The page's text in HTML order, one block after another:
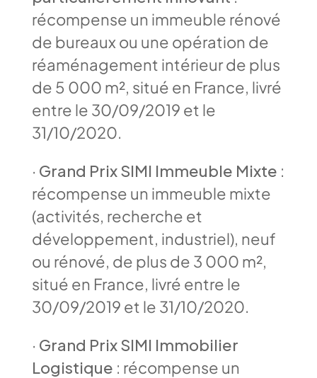
récompense un immeuble rénové
de bureaux ou une opération de
réaménagement intérieur de plus
de 5 000 m², situé en France, livré
entre le 30/09/2019 et le
31/10/2020.
· Grand Prix SIMI Immeuble Mixte :
récompense un immeuble mixte
(activités, recherche et
développement, industriel), neuf
ou rénové, de plus de 3 000 m²,
situé en France, livré entre le
30/09/2019 et le 31/10/2020.
· Grand Prix SIMI Immobilier
Logistique : récompense un